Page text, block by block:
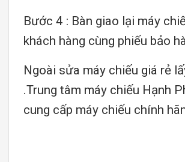
Bước 4 : Bàn giao lại máy
khách hàng cùng phiếu bảo
Ngoài sửa máy chiếu giá rẻ
.Trung tâm máy chiếu Hạnh
cung cấp máy chiếu chính